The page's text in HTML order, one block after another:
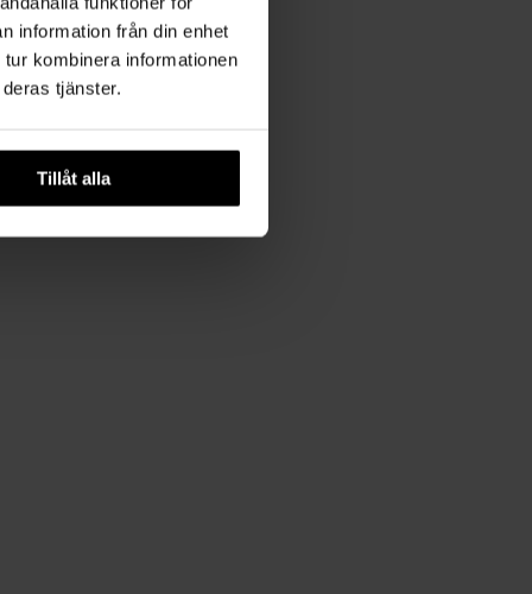
information från din enhet
kombinera informationen
tjänster.
Tillåt alla